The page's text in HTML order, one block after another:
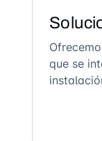
que se